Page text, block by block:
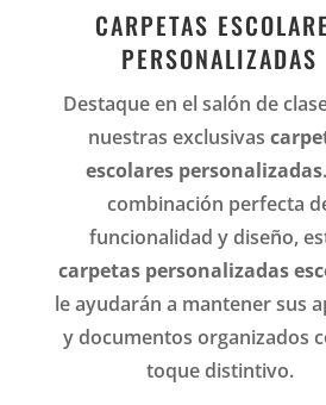
CARPETAS
PERSONALIZADAS
Destaque en el salón de
nuestras exclusivas
escolares personalizadas
combinación perfecta
funcionalidad y diseño,
carpetas personalizadas
le ayudarán a mantener sus
y documentos organizados
toque distintivo.